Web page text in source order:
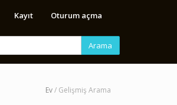
Kayıt Oturum açma
Arama
Ev/ Gelişmiş Arama